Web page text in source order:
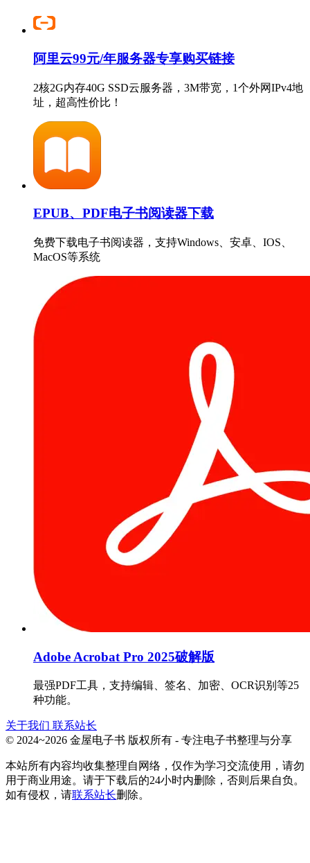
阿里云99元/年服务器专享购买链接
2核2G内存40G SSD云服务器，3M带宽，1个外网IPv4地
址，超高性价比！
EPUB、PDF电子书阅读器下载
免费下载电子书阅读器，支持Windows、安卓、IOS、
MacOS等系统
Adobe Acrobat Pro 2025破解版
最强PDF工具，支持编辑、签名、加密、OCR识别等25
种功能。
关于我们 联系站长
© 2024~2026 金屋电子书 版权所有 - 专注电子书整理与分享
本站所有内容均收集整理自网络，仅作为学习交流使用，请勿
用于商业用途。请于下载后的24小时内删除，否则后果自负。
如有侵权，请联系站长删除。